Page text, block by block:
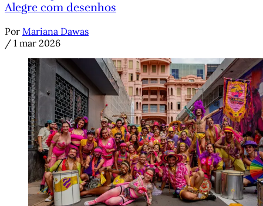
Alegre com desenhos
Por Mariana Dawas
/ 1 mar 2026